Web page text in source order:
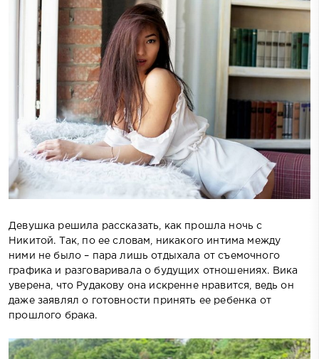
Девушка решила рассказать, как прошла ночь с
Никитой. Так, по ее словам, никакого интима между
ними не было – пара лишь отдыхала от съемочного
графика и разговаривала о будущих отношениях. Вика
уверена, что Рудакову она искренне нравится, ведь он
даже заявлял о готовности принять ее ребенка от
прошлого брака.